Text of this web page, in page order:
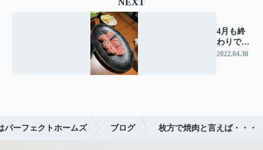
NEXT
4月も終
わりです
ね♪
2022.04.30
パーフェクトホームズ ブログ 枚方で焼肉と言えば・・・